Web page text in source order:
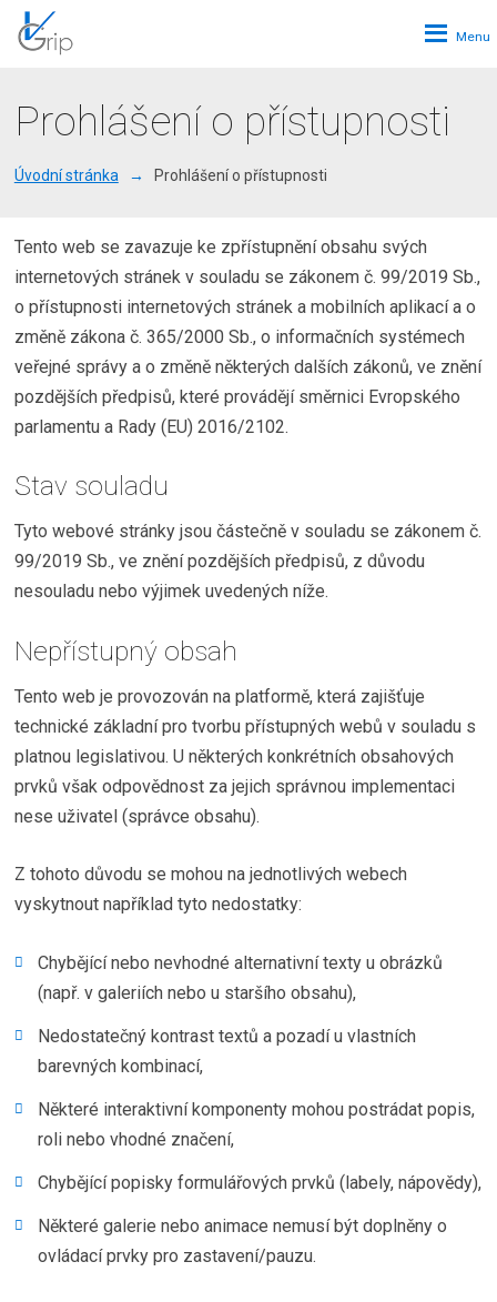
Prohlášení o přístupnosti
Úvodní stránka Prohlášení o přístupnosti
Tento web se zavazuje ke zpřístupnění obsahu svých
internetových stránek v souladu se zákonem č. 99/2019 Sb.,
o přístupnosti internetových stránek a mobilních aplikací a o
změně zákona č. 365/2000 Sb., o informačních systémech
veřejné správy a o změně některých dalších zákonů, ve znění
pozdějších předpisů, které provádějí směrnici Evropského
parlamentu a Rady (EU) 2016/2102.
Stav souladu
Tyto webové stránky jsou částečně v souladu se zákonem č.
99/2019 Sb., ve znění pozdějších předpisů, z důvodu
nesouladu nebo výjimek uvedených níže.
Nepřístupný obsah
Tento web je provozován na platformě, která zajišťuje
technické základní pro tvorbu přístupných webů v souladu s
platnou legislativou. U některých konkrétních obsahových
prvků však odpovědnost za jejich správnou implementaci
nese uživatel (správce obsahu).
Z tohoto důvodu se mohou na jednotlivých webech
vyskytnout například tyto nedostatky:
Chybějící nebo nevhodné alternativní texty u obrázků
(např. v galeriích nebo u staršího obsahu),
Nedostatečný kontrast textů a pozadí u vlastních
barevných kombinací,
Některé interaktivní komponenty mohou postrádat popis,
roli nebo vhodné značení,
Chybějící popisky formulářových prvků (labely, nápovědy),
Některé galerie nebo animace nemusí být doplněny o
ovládací prvky pro zastavení/pauzu.